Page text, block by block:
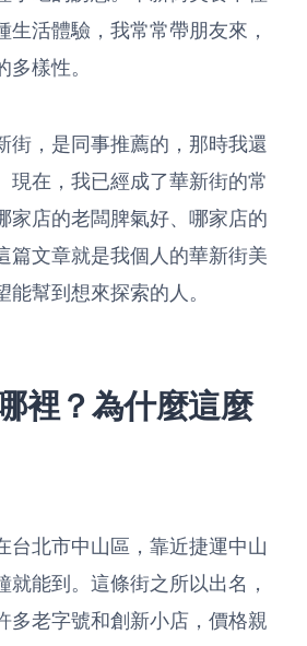
生活體驗，我常常帶朋友來，
樣性。
街，是同事推薦的，那時我還
現在，我已經成了華新街的常
家店的老闆脾氣好、哪家店的
篇文章就是我個人的華新街美
能幫到想來探索的人。
裡？為什麼這麼
台北市中山區，靠近捷運中山
就能到。這條街之所以出名，
多老字號和創新小店，價格親